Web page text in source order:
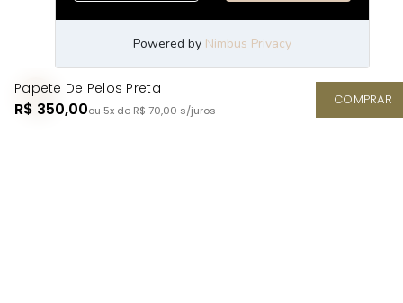
Papete De Pelos Preta
R$ 350,00ou 5x de R$ 70,00 s/juros
COMPRAR